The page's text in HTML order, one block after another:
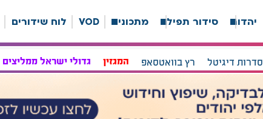
יהדות סידור תפילה מתכונים VOD לוח שידורים
סדרות דיגיטל רץ בוואטסאפ המגזין גדולי ישראל ממליצים